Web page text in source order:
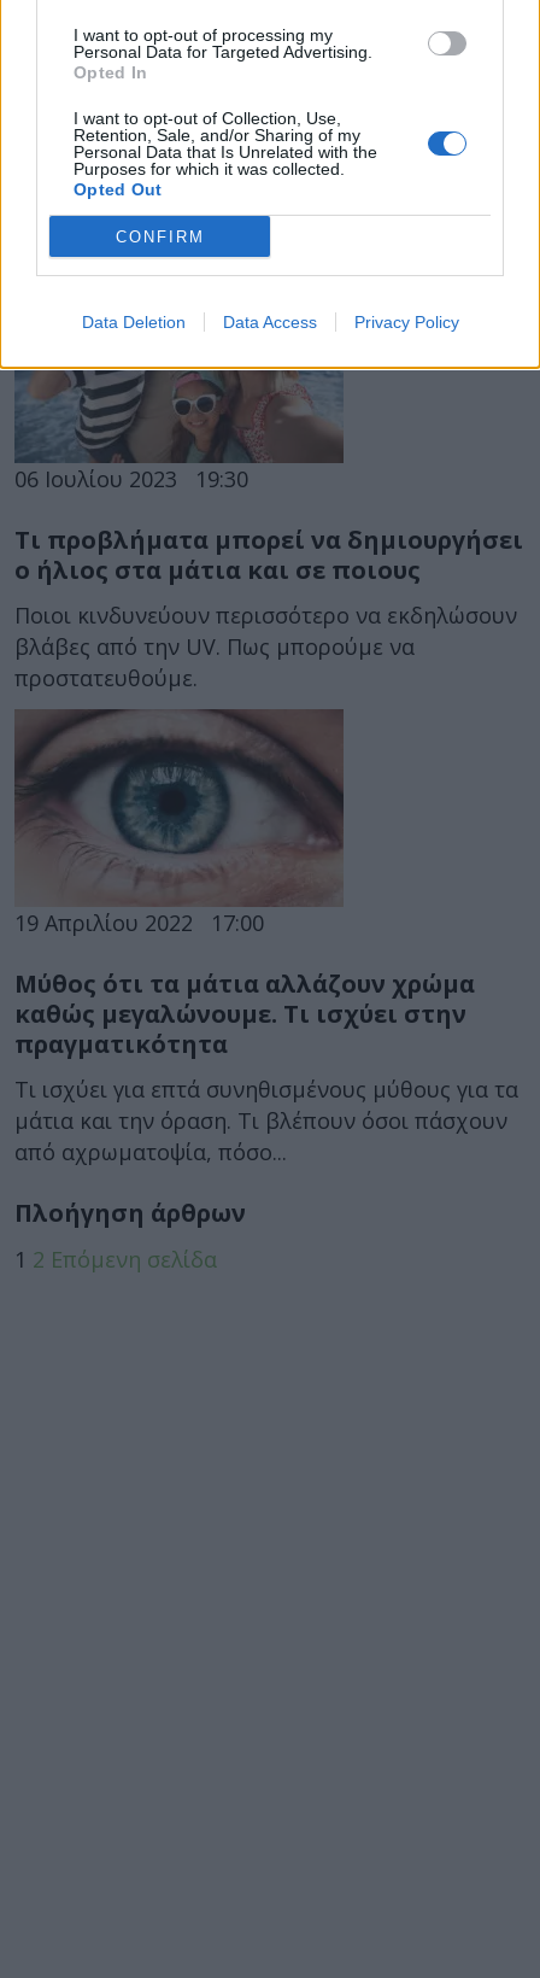
I want to opt-out of processing my
Personal Data for Targeted Advertising.
Opted In
I want to opt-out of Collection, Use,
Retention, Sale, and/or Sharing of my
Personal Data that Is Unrelated with the
Purposes for which it was collected.
Opted Out
CONFIRM
Data Deletion Data Access Privacy Policy
18 Σεπτεμβρίου 2023 11:32
προληπτικές εξετάσεις
Τι συνιστά η Αμερικανική Ακαδημία
Οφθαλμολογίας (ΑΑΟ). Πότε είναι απαραίτητος ο
ετήσιος έλεγχος.
06 Ιουλίου 2023 19:30
Τι προβλήματα μπορεί να δημιουργήσει
ο ήλιος στα μάτια και σε ποιους
Ποιοι κινδυνεύουν περισσότερο να εκδηλώσουν
βλάβες από την UV. Πως μπορούμε να
προστατευθούμε.
19 Απριλίου 2022 17:00
Μύθος ότι τα μάτια αλλάζουν χρώμα
καθώς μεγαλώνουμε. Τι ισχύει στην
πραγματικότητα
Τι ισχύει για επτά συνηθισμένους μύθους για τα
μάτια και την όραση. Τι βλέπουν όσοι πάσχουν
από αχρωματοψία, πόσο...
Πλοήγηση άρθρων
1 2 Επόμενη σελίδα